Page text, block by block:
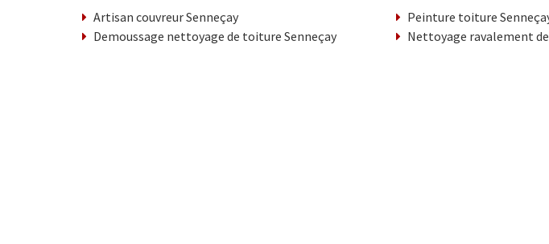
Artisan couvreur Senneçay
Demoussage nettoyage de toiture Senneçay
Peinture toiture
Nettoyage ravalement